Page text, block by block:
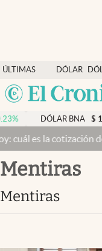
ÚLTIMAS
NOTICIAS
DÓLAR
Dólar
Members
Economía y Política
Finanzas y Mercados
Mercados Online
DÓLAR BNA $ 1520
del viernes 7 de
mentiras
mentiras